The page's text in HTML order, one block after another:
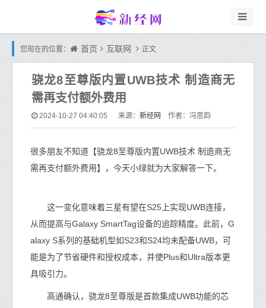
您现在的位置： 首页 互联网 正文
骁龙8至尊版内置UWB技术 制造商无
需再支付额外费用
2024-10-27 04:40:05 来源： 新经网 作者：冯思韵
很多朋友不知道【骁龙8至尊版内置UWB技术 制造商无
需再支付额外费用】，今天小绿就为大家解答一下。
这一变化意味着三星有望在S25上实现UWB连接，
从而提高与Galaxy SmartTag设备的追踪精度。此前，G
alaxy S系列的基础机型如S23和S24均未配备UWB，可
能是为了节省硬件和授权成本，并使Plus和Ultra版本更
具吸引力。
高通确认，骁龙8至尊版是首款集成UWB功能的芯